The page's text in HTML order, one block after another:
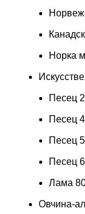
Норка
Песец
Песец
Песец
Песец
Лама
Овчина-